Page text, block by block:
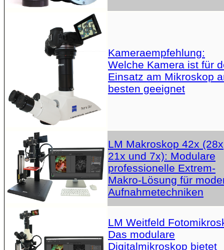
Kameraempfehlung:
Welche Kamera ist für
Einsatz am Mikroskop
besten geeignet
LM Makroskop 42x
21x und 7x): Modulare
professionelle Extrem-
Makro-Lösung für
Aufnahmetechniken
LM Weitfeld
Das modulare
Digitalmikroskop bietet